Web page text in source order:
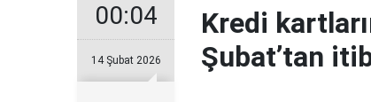
00:04
14 Şubat 2026
Kredi
Şubat’tan